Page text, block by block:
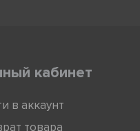
кабинет
в аккаунт
товара